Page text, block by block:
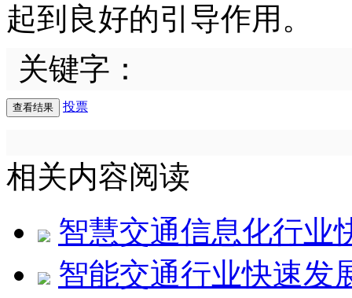
起到良好的引导作用。
关键字：
投票
相关内容阅读
智慧交通信息化行业
智能交通行业快速发